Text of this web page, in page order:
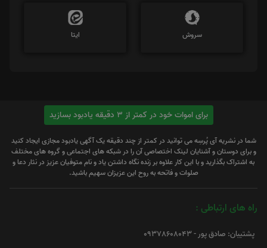
سروش ایتا
برای اموات خود در کمتر از 3 دقیقه یادبود بسازید
شما در نشریه آی پُرسِه می توانید در کمتر از چند دقیقه یک آگهی یادبود مجازی ایجاد کنید
و برای دوستان و آشنایان لینک اختصاصی آن را در شبکه های اجتماعی و گروه های مختلف
به اشتراک بگذارید و با این کار علاوه بر زنده نگاه داشتن یاد و نام متوفیان عزیز در نثار دعا و
صلوات و فاتحه به روح این عزیزان سهیم باشید.
راه های ارتباطی :
پشتیبان: صادق پور - 09378608043